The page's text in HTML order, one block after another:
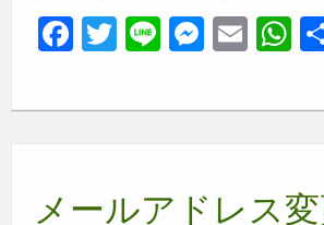
F
a
c
o
T
wi
tt
Li
n
e
M
e
ss
g
E
m
ail
W
h
at
p
メールアドレス